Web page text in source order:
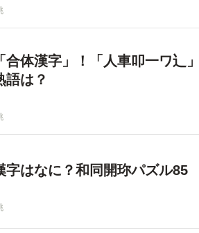
体漢字」！「人車叩一ワ⻌」
語は？
字はなに？和同開珎パズル85